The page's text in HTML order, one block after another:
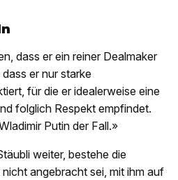
dass er ein reiner Dealmaker
er nur starke
für die er idealerweise eine
folglich Respekt empfindet.
Putin der Fall.»
weiter, bestehe die
angebracht sei, mit ihm auf